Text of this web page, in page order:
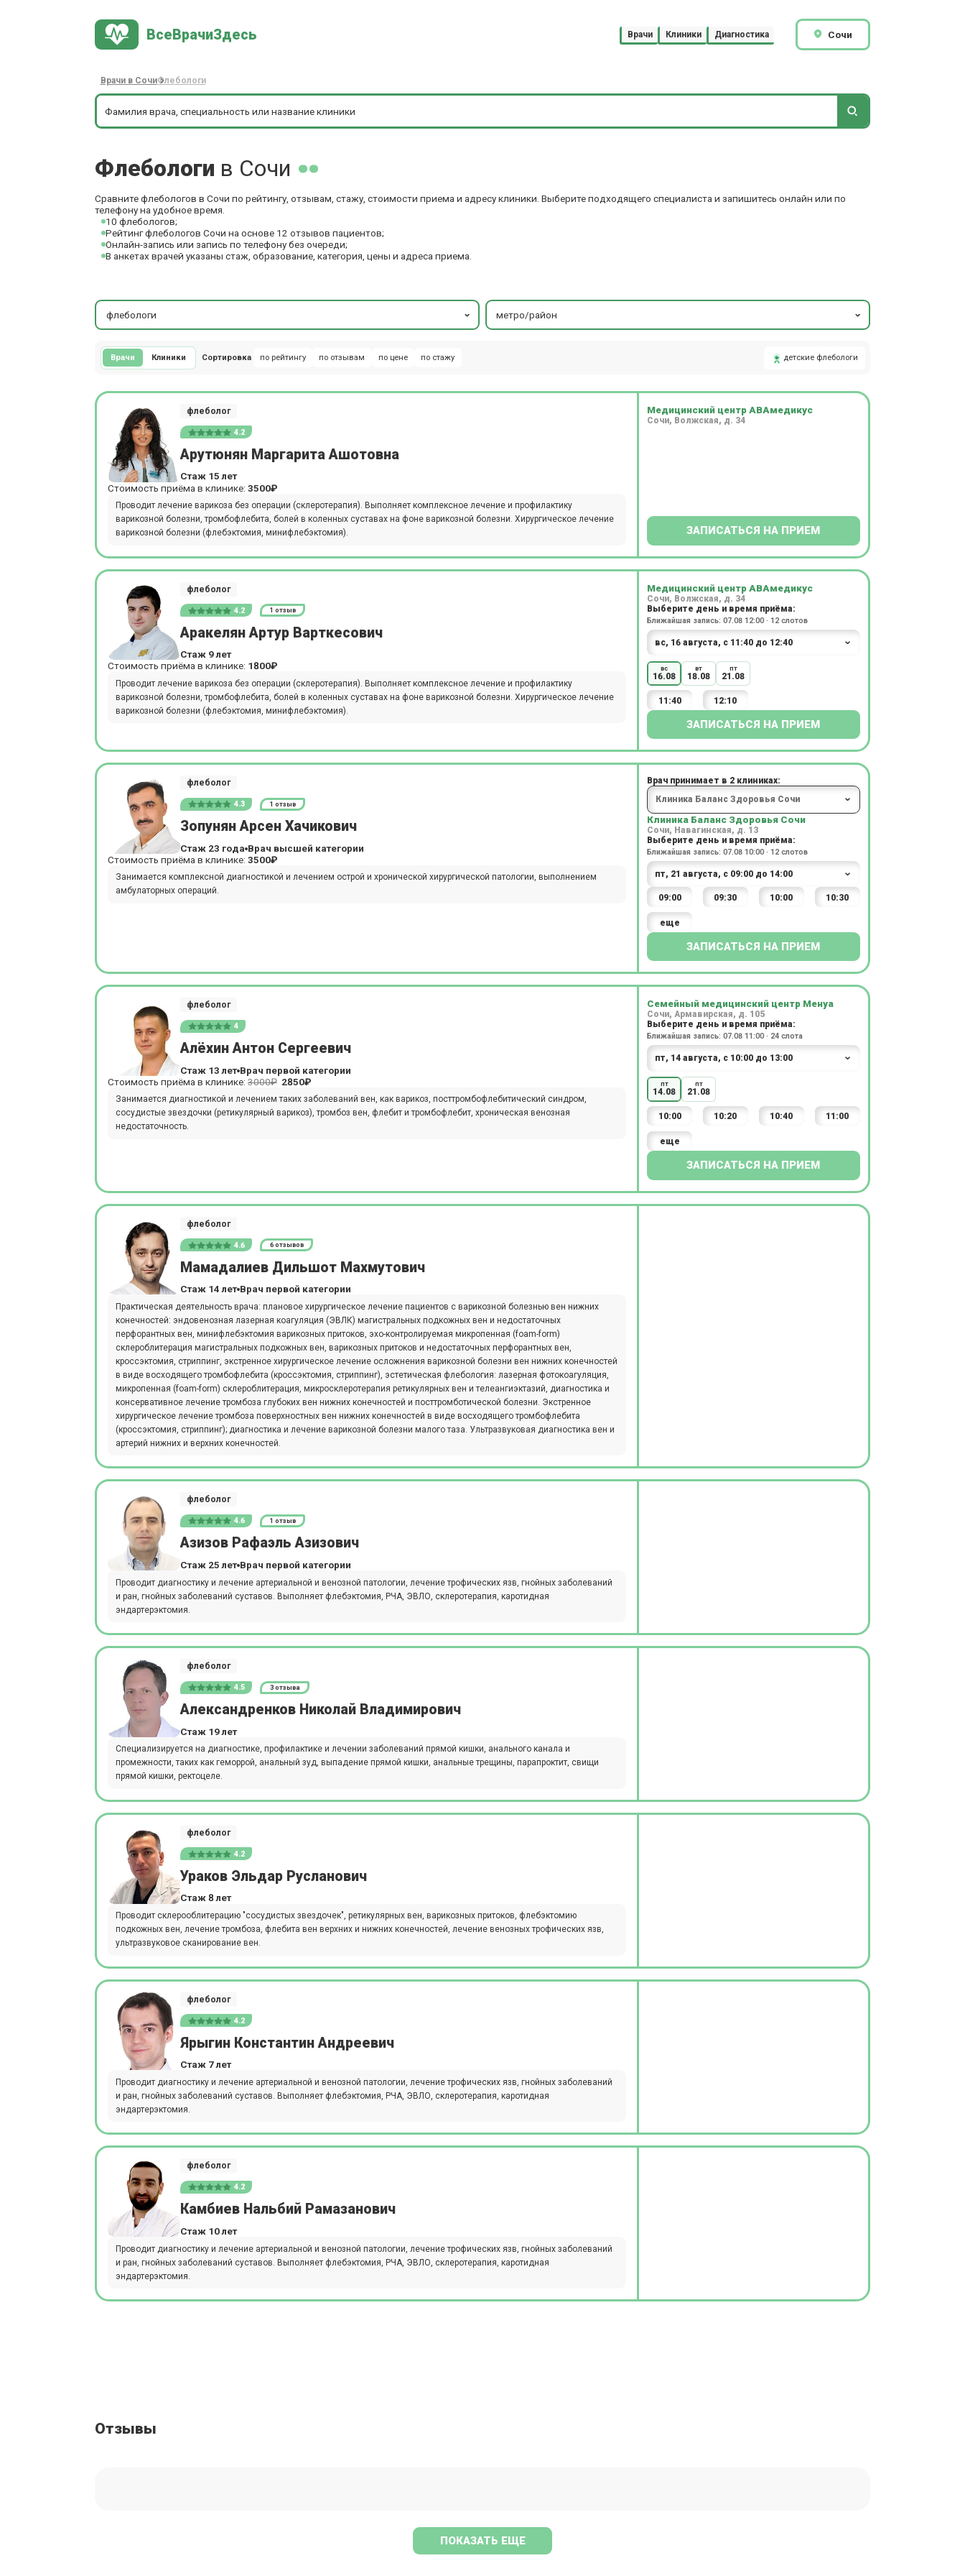
ВсеВрачиЗдесь Врачи Клиники Диагностика Сочи
Врачи в СочиФлебологи
Флебологи в Сочи
Сравните флебологов в Сочи по рейтингу, отзывам, стажу, стоимости приема и адресу клиники. Выберите подходящего специалиста и запишитесь онлайн или по
телефону на удобное время.
10 флебологов;
Рейтинг флебологов Сочи на основе 12 отзывов пациентов;
Онлайн-запись или запись по телефону без очереди;
В анкетах врачей указаны стаж, образование, категория, цены и адреса приема.
флебологи метро/район
Врачи Клиники Сортировка по рейтингу по отзывам по цене по стажу детские флебологи
флеболог
4.2
Арутюнян Маргарита Ашотовна
Стаж 15 лет
Стоимость приёма в клинике: 3500₽
Проводит лечение варикоза без операции (склеротерапия). Выполняет комплексное лечение и профилактику
варикозной болезни, тромбофлебита, болей в коленных суставах на фоне варикозной болезни. Хирургическое лечение
варикозной болезни (флебэктомия, минифлебэктомия).
Медицинский центр АВАмедикус
Сочи, Волжская, д. 34
ЗАПИСАТЬСЯ НА ПРИЕМ
флеболог
4.2 1 отзыв
Аракелян Артур Варткесович
Стаж 9 лет
Стоимость приёма в клинике: 1800₽
Проводит лечение варикоза без операции (склеротерапия). Выполняет комплексное лечение и профилактику
варикозной болезни, тромбофлебита, болей в коленных суставах на фоне варикозной болезни. Хирургическое лечение
варикозной болезни (флебэктомия, минифлебэктомия).
Медицинский центр АВАмедикус
Сочи, Волжская, д. 34
Выберите день и время приёма:
Ближайшая запись: 07.08 12:00 · 12 слотов
вс
16.08
вт
18.08
пт
21.08
11:40 12:10
ЗАПИСАТЬСЯ НА ПРИЕМ
флеболог
4.3 1 отзыв
Зопунян Арсен Хачикович
Стаж 23 года Врач высшей категории
Стоимость приёма в клинике: 3500₽
Занимается комплексной диагностикой и лечением острой и хронической хирургической патологии, выполнением
амбулаторных операций.
Врач принимает в 2 клиниках:
Клиника Баланс Здоровья Сочи
Сочи, Навагинская, д. 13
Выберите день и время приёма:
Ближайшая запись: 07.08 10:00 · 12 слотов
09:00 09:30 10:00 10:30
еще
ЗАПИСАТЬСЯ НА ПРИЕМ
флеболог
4
Алёхин Антон Сергеевич
Стаж 13 лет Врач первой категории
Стоимость приёма в клинике: 3000₽ 2850₽
Занимается диагностикой и лечением таких заболеваний вен, как варикоз, посттромбофлебитический синдром,
сосудистые звездочки (ретикулярный варикоз), тромбоз вен, флебит и тромбофлебит, хроническая венозная
недостаточность.
Семейный медицинский центр Менуа
Сочи, Армавирская, д. 105
Выберите день и время приёма:
Ближайшая запись: 07.08 11:00 · 24 слота
пт
14.08
пт
21.08
10:00 10:20 10:40 11:00
еще
ЗАПИСАТЬСЯ НА ПРИЕМ
флеболог
4.6 6 отзывов
Мамадалиев Дильшот Махмутович
Стаж 14 лет Врач первой категории
Практическая деятельность врача: плановое хирургическое лечение пациентов с варикозной болезнью вен нижних
конечностей: эндовенозная лазерная коагуляция (ЭВЛК) магистральных подкожных вен и недостаточных
перфорантных вен, минифлебэктомия варикозных притоков, эхо-контролируемая микропенная (foam-form)
склероблитерация магистральных подкожных вен, варикозных притоков и недостаточных перфорантных вен,
кроссэктомия, стриппинг, экстренное хирургическое лечение осложнения варикозной болезни вен нижних конечностей
в виде восходящего тромбофлебита (кроссэктомия, стриппинг), эстетическая флебология: лазерная фотокоагуляция,
микропенная (foam-form) склероблитерация, микросклеротерапия ретикулярных вен и телеангиэктазий, диагностика и
консервативное лечение тромбоза глубоких вен нижних конечностей и посттромботической болезни. Экстренное
хирургическое лечение тромбоза поверхностных вен нижних конечностей в виде восходящего тромбофлебита
(кроссэктомия, стриппинг); диагностика и лечение варикозной болезни малого таза. Ультразвуковая диагностика вен и
артерий нижних и верхних конечностей.
флеболог
4.6 1 отзыв
Азизов Рафаэль Азизович
Стаж 25 лет Врач первой категории
Проводит диагностику и лечение артериальной и венозной патологии, лечение трофических язв, гнойных заболеваний
и ран, гнойных заболеваний суставов. Выполняет флебэктомия, РЧА, ЭВЛО, склеротерапия, каротидная
эндартерэктомия.
флеболог
4.5 3 отзыва
Александренков Николай Владимирович
Стаж 19 лет
Специализируется на диагностике, профилактике и лечении заболеваний прямой кишки, анального канала и
промежности, таких как геморрой, анальный зуд, выпадение прямой кишки, анальные трещины, парапроктит, свищи
прямой кишки, ректоцеле.
флеболог
4.2
Ураков Эльдар Русланович
Стаж 8 лет
Проводит склерооблитерацию "сосудистых звездочек", ретикулярных вен, варикозных притоков, флебэктомию
подкожных вен, лечение тромбоза, флебита вен верхних и нижних конечностей, лечение венозных трофических язв,
ультразвуковое сканирование вен.
флеболог
4.2
Ярыгин Константин Андреевич
Стаж 7 лет
Проводит диагностику и лечение артериальной и венозной патологии, лечение трофических язв, гнойных заболеваний
и ран, гнойных заболеваний суставов. Выполняет флебэктомия, РЧА, ЭВЛО, склеротерапия, каротидная
эндартерэктомия.
флеболог
4.2
Камбиев Нальбий Рамазанович
Стаж 10 лет
Проводит диагностику и лечение артериальной и венозной патологии, лечение трофических язв, гнойных заболеваний
и ран, гнойных заболеваний суставов. Выполняет флебэктомия, РЧА, ЭВЛО, склеротерапия, каротидная
эндартерэктомия.
Отзывы
ПОКАЗАТЬ ЕЩЕ